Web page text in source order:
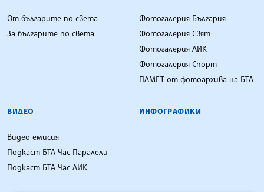
От българите по света
За българите по света
Фотогалерия България
Фотогалерия Свят
Фотогалерия ЛИК
Фотогалерия Спорт
ПАМЕТ от фотоархива на БТА
ВИДЕО
Видео емисия
Подкаст БТА Час Паралели
Подкаст БТА Час ЛИК
ИНФОГРАФИКИ